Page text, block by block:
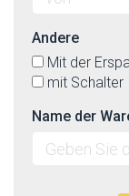
Andere
Mit der
mit Schalter
Name der